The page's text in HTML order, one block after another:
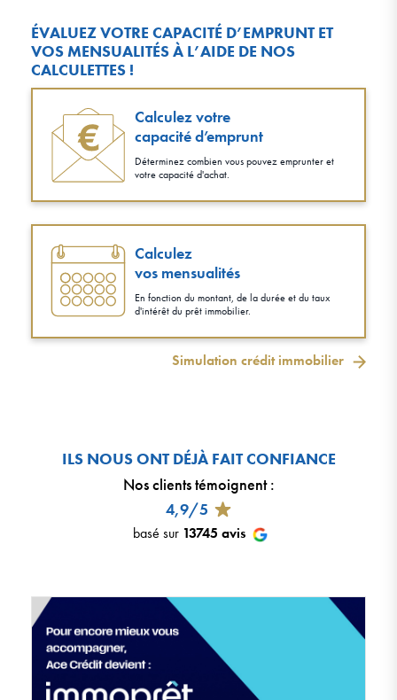
ÉVALUEZ VOTRE CAPACITÉ D’EMPRUNT ET
VOS MENSUALITÉS À L’AIDE DE NOS
CALCULETTES !
Calculez votre
capacité d’emprunt
Déterminez combien vous pouvez emprunter et
votre capacité d'achat.
Calculez
vos mensualités
En fonction du montant, de la durée et du taux
d'intérêt du prêt immobilier.
Simulation crédit immobilier
ILS NOUS ONT DÉJÀ FAIT CONFIANCE
Nos clients témoignent:
4,9/5
basé sur 13745 avis